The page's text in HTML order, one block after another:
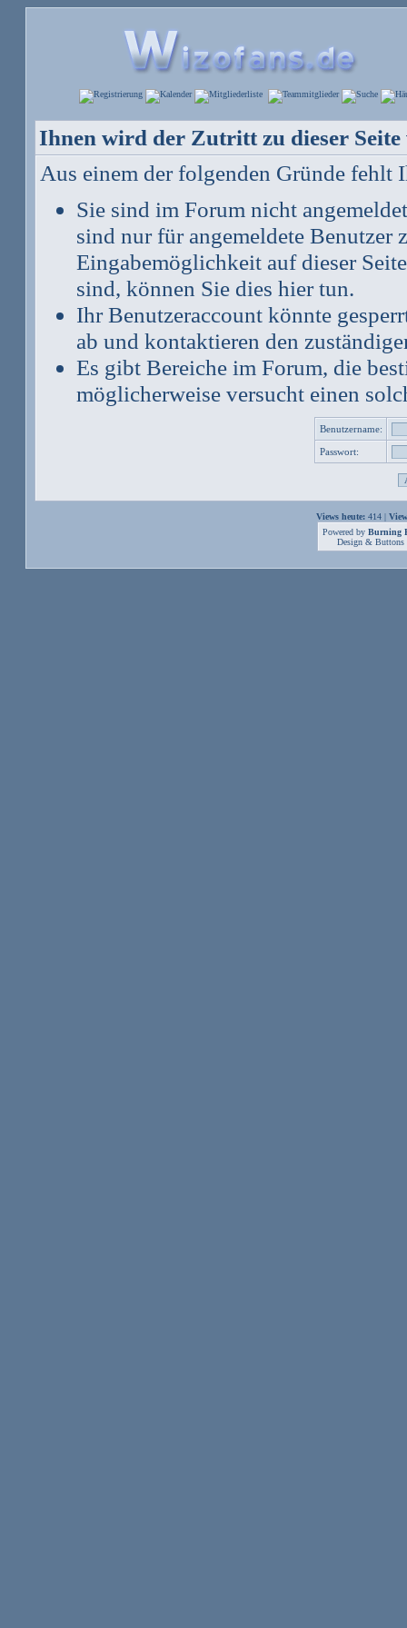
Ihnen wird der Zutritt zu dieser
Aus einem der folgenden Gründe fehlt
Sie sind im Forum nicht
sind nur für angemeldete Benutzer
Eingabemöglichkeit auf dieser
sind, können Sie dies hier tun.
Ihr Benutzeraccount könnte
ab und kontaktieren den
Es gibt Bereiche im Forum, die
möglicherweise versucht einen
Benutzername:
Passwort:
Views heute: 414 |
Powered by Burning
Design & Buttons